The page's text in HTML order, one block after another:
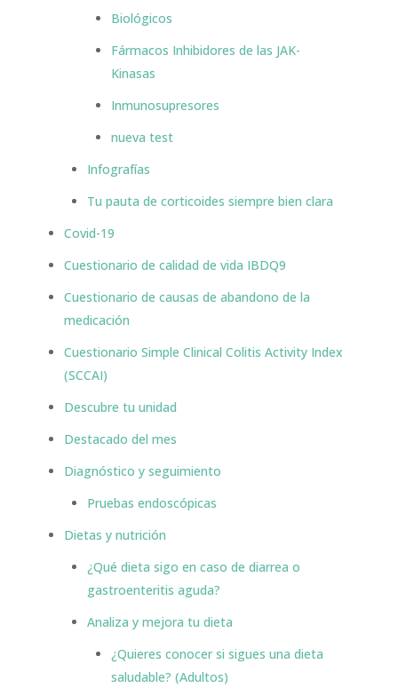
Biológicos
Fármacos Inhibidores de las JAK-
Kinasas
Inmunosupresores
nueva test
Infografías
Tu pauta de corticoides siempre bien clara
Covid-19
Cuestionario de calidad de vida IBDQ9
Cuestionario de causas de abandono de la
medicación
Cuestionario Simple Clinical Colitis Activity Index
(SCCAI)
Descubre tu unidad
Destacado del mes
Diagnóstico y seguimiento
Pruebas endoscópicas
Dietas y nutrición
¿Qué dieta sigo en caso de diarrea o
gastroenteritis aguda?
Analiza y mejora tu dieta
¿Quieres conocer si sigues una dieta
saludable? (Adultos)